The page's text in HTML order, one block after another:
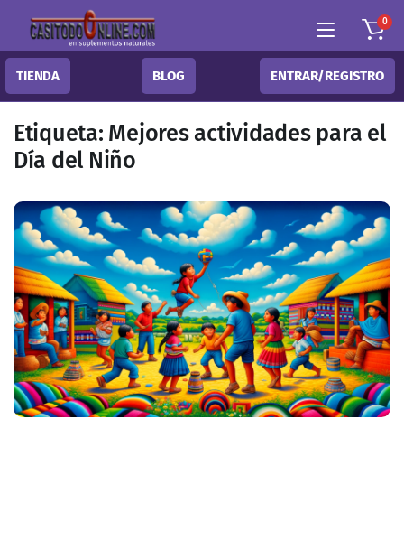
0
TIENDA BLOG ENTRAR/REGISTRO
Etiqueta: Mejores actividades para el
Día del Niño